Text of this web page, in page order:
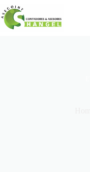
Skip
to
content